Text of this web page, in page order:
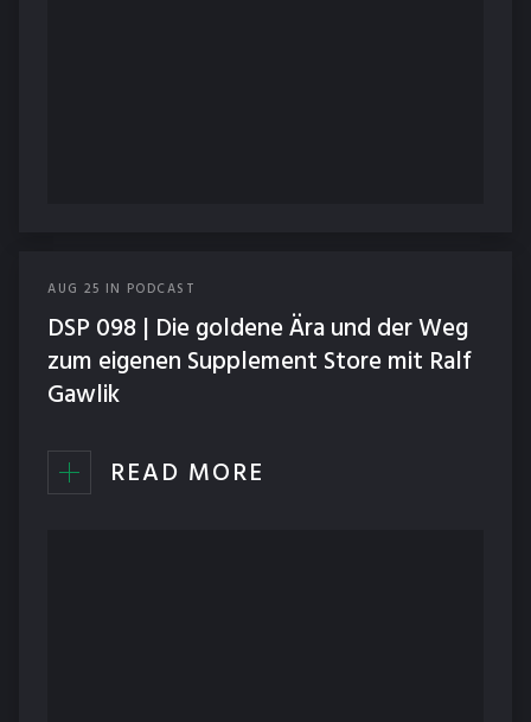
AUG 25 IN PODCAST
DSP 098 | Die goldene Ära und der Weg
zum eigenen Supplement Store mit Ralf
Gawlik
READ MORE